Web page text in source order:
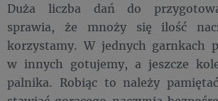
Duża liczba dań do
sprawia, że mnoży się ilość
korzystamy. W jednych garnkach
w innych gotujemy, a jeszcze
palnika. Robiąc to należy